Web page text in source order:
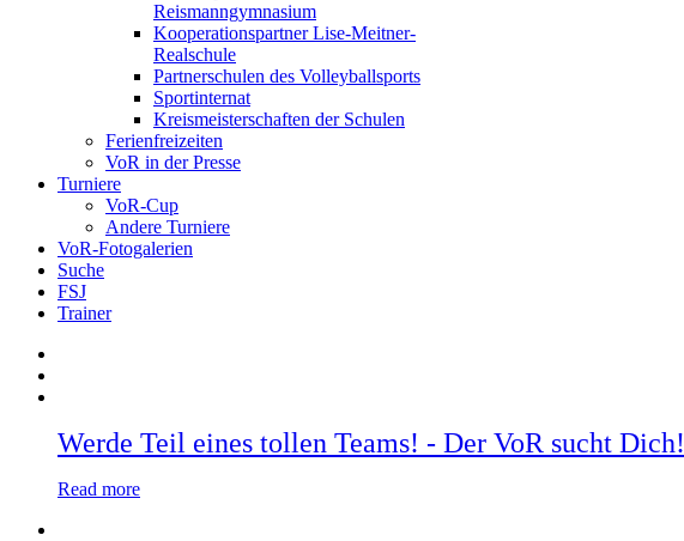
Reismanngymnasium
Kooperationspartner Lise-Meitner-
Realschule
Partnerschulen des Volleyballsports
Sportinternat
Kreismeisterschaften der Schulen
Ferienfreizeiten
VoR in der Presse
Turniere
VoR-Cup
Andere Turniere
VoR-Fotogalerien
Suche
FSJ
Trainer
Werde Teil eines tollen Teams! - Der VoR sucht Dich!
Read more